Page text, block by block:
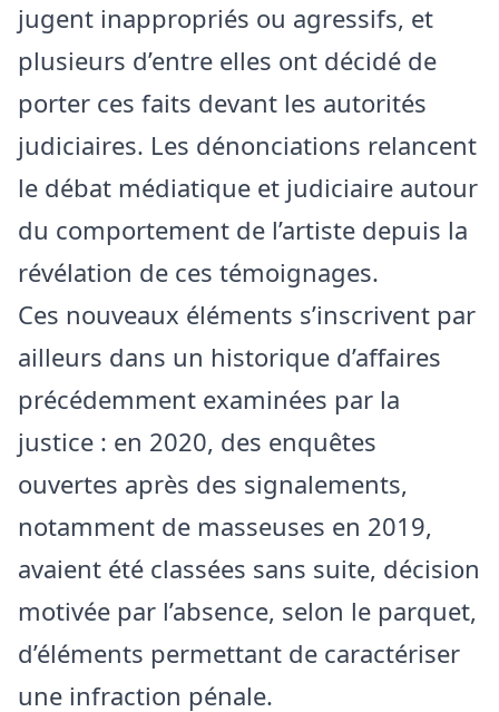
jugent inappropriés ou agressifs, et
plusieurs d’entre elles ont décidé de
porter ces faits devant les autorités
judiciaires. Les dénonciations relancent
le débat médiatique et judiciaire autour
du comportement de l’artiste depuis la
révélation de ces témoignages.
Ces nouveaux éléments s’inscrivent par
ailleurs dans un historique d’affaires
précédemment examinées par la
justice : en 2020, des enquêtes
ouvertes après des signalements,
notamment de masseuses en 2019,
avaient été classées sans suite, décision
motivée par l’absence, selon le parquet,
d’éléments permettant de caractériser
une infraction pénale.